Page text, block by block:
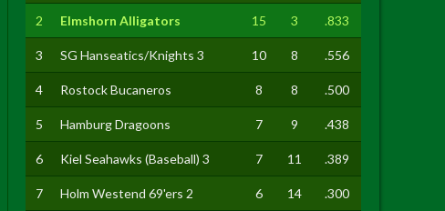
2 Elmshorn Alligators 15 3 .833
3 SG Hanseatics/Knights 3 10 8 .556
4 Rostock Bucaneros 8 8 .500
5 Hamburg Dragoons 7 9 .438
6 Kiel Seahawks (Baseball) 3 7 11 .389
7 Holm Westend 69'ers 2 6 14 .300